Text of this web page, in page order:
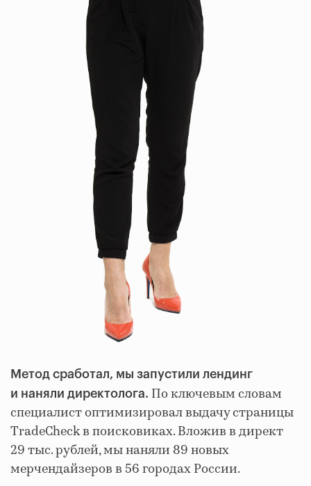
Метод сработал, мы запустили лендинг
и наняли директолога. По ключевым словам
специалист оптимизировал выдачу страницы
TradeCheck в поисковиках. Вложив в директ
29 тыс. рублей, мы наняли 89 новых
мерчендайзеров в 56 городах России.